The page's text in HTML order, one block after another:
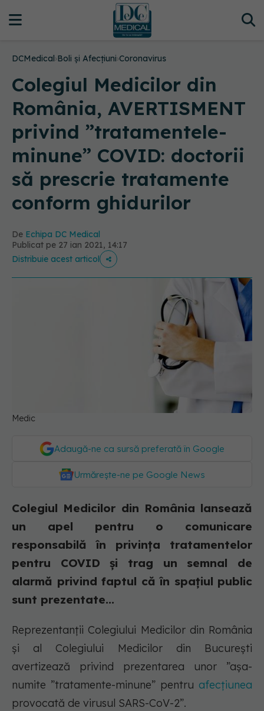
DCMedical›Boli și Afecțiuni›Coronavirus
Colegiul Medicilor din
România, AVERTISMENT
privind ”tratamentele-
minune” COVID: doctorii
să prescrie tratamente
conform ghidurilor
De Echipa DC Medical
Publicat pe 27 ian 2021, 14:17
Distribuie acest articol
Medic
Adaugă-ne ca sursă preferată în Google
Urmărește-ne pe Google News
Colegiul Medicilor din România lansează
un apel pentru o comunicare
responsabilă în privința tratamentelor
pentru COVID și trag un semnal de
alarmă privind faptul că în spațiul public
sunt prezentate...
Reprezentanții Colegiului Medicilor din România
și al Colegiului Medicilor din București
avertizează privind prezentarea unor ”așa-
numite ”tratamente-minune” pentru afecțiunea
provocată de virusul SARS-CoV-2”.